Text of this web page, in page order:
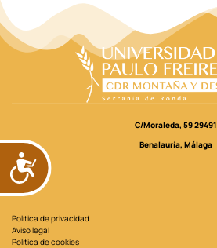
ACCESIBILIDAD
C/Moraleda, 59 29491
Benalauría, Málaga
LEGAL
Política de privacidad
Aviso legal
Política de cookies